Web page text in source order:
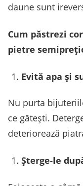
daune sunt
Cum păstrezi
pietre
Evită apa și
Nu purta
ce gătești.
deteriorează
Șterge-le